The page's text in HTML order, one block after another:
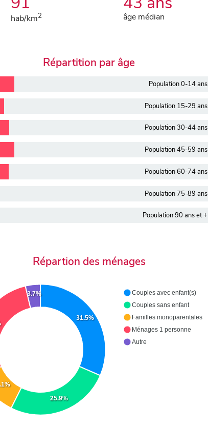
hab/km2 âge médian
Répartition par âge
Population 0-14 ans
Population 15-29 ans
Population 30-44 ans
Population 45-59 ans
Population 60-74 ans
Population 75-89 ans
Population 90 ans et +
Répartion des ménages
31.5%
25.9%
3.7%
Couples avec enfant(s)
Couples sans enfant
Familles monoparentales
Ménages 1 personne
Autre